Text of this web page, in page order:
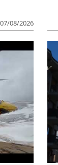
08/2026